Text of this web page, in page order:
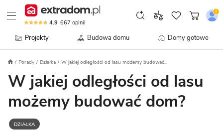
4.9 667 opinii
Projekty Budowa domu Domy gotowe
Porady Działka W jakiej odległości od lasu możemy budować...
W jakiej odległości od lasu
możemy budować dom?
DZIAŁKA